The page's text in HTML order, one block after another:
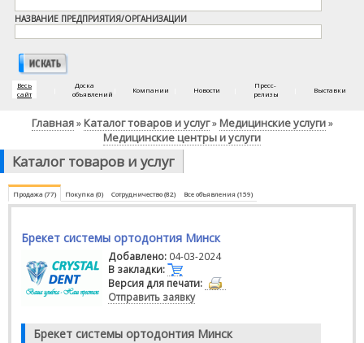
НАЗВАНИЕ ПРЕДПРИЯТИЯ/ОРГАНИЗАЦИИ
Весь
сайт
Доска
объявлений
Компании Новости
Пресс-
релизы
Выставки
Главная» Каталог товаров и услуг» Медицинские услуги»
Медицинские центры и услуги
Каталог товаров и услуг
Продажа (77) Покупка (0) Сотрудничество (82) Все объявления (159)
Брекет системы ортодонтия Минск
Добавлено: 04-03-2024
В закладки:
Версия для печати:
Отправить заявку
Брекет системы ортодонтия Минск